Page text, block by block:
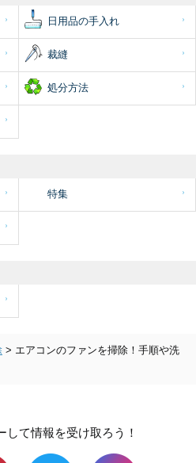
日用品の手入れ
裁縫
処分方法
特集
> エアコンのファンを掃除！手順や洗
して情報を受け取ろう！